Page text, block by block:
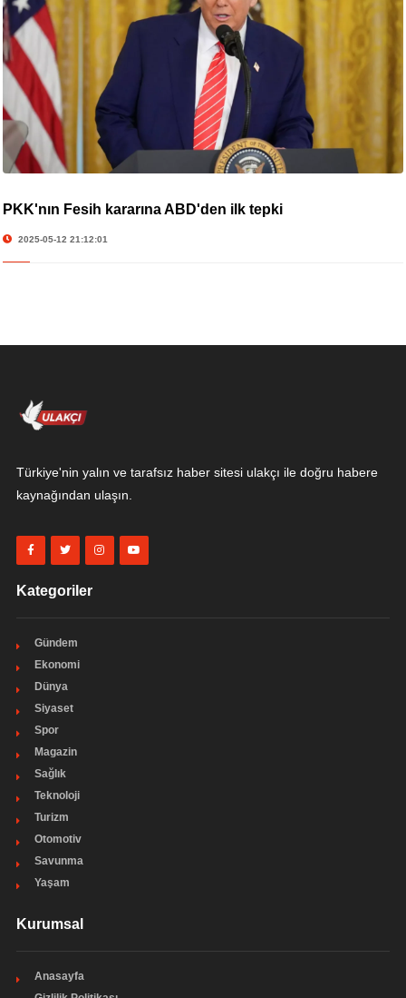
PKK'nın Fesih kararına ABD'den ilk tepki
2025-05-12 21:12:01
Türkiye'nin yalın ve tarafsız haber sitesi ulakçı ile doğru habere
kaynağından ulaşın.
Kategoriler
Gündem
Ekonomi
Dünya
Siyaset
Spor
Magazin
Sağlık
Teknoloji
Turizm
Otomotiv
Savunma
Yaşam
Kurumsal
Anasayfa